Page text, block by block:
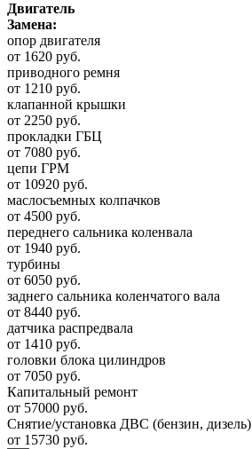
Двигатель
Замена:
опор двигателя
от 1620 руб.
приводного ремня
от 1210 руб.
клапанной крышки
от 2250 руб.
прокладки ГБЦ
от 7080 руб.
цепи ГРМ
от 10920 руб.
маслосъемных колпачков
от 4500 руб.
переднего сальника коленвала
от 1940 руб.
турбины
от 6050 руб.
заднего сальника коленчатого вала
от 8440 руб.
датчика распредвала
от 1410 руб.
головки блока цилиндров
от 7050 руб.
Капитальный ремонт
от 57000 руб.
Снятие/установка ДВС (бензин, дизель)
от 15730 руб.